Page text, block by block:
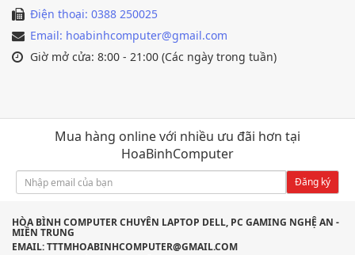
Điện thoại: 0388 250025
Email: hoabinhcomputer@gmail.com
Giờ mở cửa: 8:00 - 21:00 (Các ngày trong tuần)
Mua hàng online với nhiều ưu đãi hơn tại
HoaBinhComputer
Đăng ký
HÒA BÌNH COMPUTER CHUYÊN LAPTOP DELL, PC GAMING NGHỆ AN -
MIỀN TRUNG
EMAIL: TTTMHOABINHCOMPUTER@GMAIL.COM